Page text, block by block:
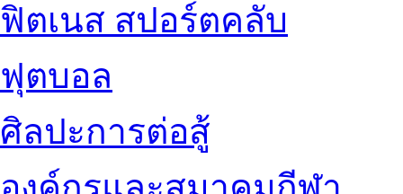
ฟิตเนส สปอร์ตคลับ
ฟุตบอล
ศิลปะการต่อสู้